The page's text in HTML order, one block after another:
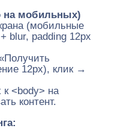
на мобильных)
(мобильные
blur, padding 12px
12px), клик →
к <body> на
контент.